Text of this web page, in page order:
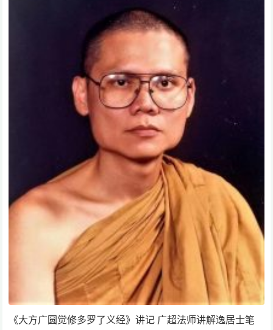
《大方广圆觉修多罗了义经》讲记 广超法师讲解逸居士笔